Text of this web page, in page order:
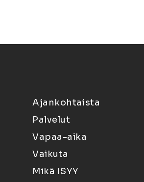
Ajankohtaista
Palvelut
Vapaa-aika
Vaikuta
Mikä ISYY